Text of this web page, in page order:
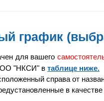
график
для вашего
"НКСИ" в таблице ниже.
справа от
в